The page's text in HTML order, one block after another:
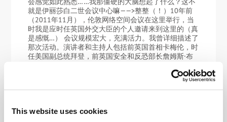
This website uses cookies
就是伊丽莎白二世会议中心嘛——>整整（！）10年前
（2011年11月），伦敦网络空间会议在这里举行，当
时我是应时任英国外交大臣的个人邀请来到这里的（真
是感慨…） 会议规模宏大，充满活力。我曾详细描述了
那次活动。演讲者和主持人包括前英国首相卡梅伦，时
任美国副总统拜登，前英国安全和反恐部长詹姆斯·布
科！ 怎么会不让我兴奋呢，”大叔”们在高台上演讲时用
的词和说的话与我大致相同：网络空间的国际合作，打
击网络犯罪的联合行动，更多的开放和信任-将是幸福
首次使用了”互联网刑警组织”这个词。 并且那次会议 —